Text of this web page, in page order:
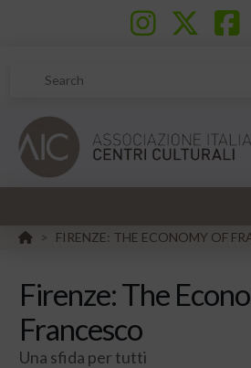
Search
HOME
> FIRENZE: THE ECONOMY OF
Firenze: The
Francesco
Una sfida per tutti